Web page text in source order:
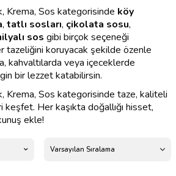
Krema, Sos kategorisinde köy
, tatlı sosları, çikolata sosu,
sos gibi birçok seçeneği
tazeliğini koruyacak şekilde özenle
kahvaltılarda veya içeceklerde
bir lezzet katabilirsin.
Krema, Sos kategorisinde taze, kaliteli
keşfet. Her kaşıkta doğallığı hisset,
ekle!